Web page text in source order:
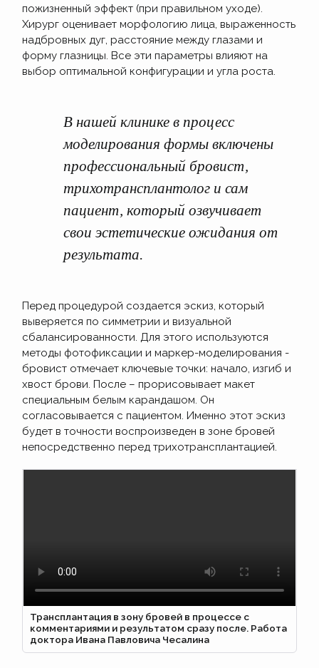
пожизненный эффект (при правильном уходе).
Хирург оценивает морфологию лица, выраженность
надбровных дуг, расстояние между глазами и
форму глазницы. Все эти параметры влияют на
выбор оптимальной конфигурации и угла роста.
В нашей клинике в процесс
моделирования формы включены
профессиональный бровист,
трихотрансплантолог и сам
пациент, который озвучивает
свои эстетические ожидания от
результата.
Перед процедурой создается эскиз, который
выверяется по симметрии и визуальной
сбалансированности. Для этого используются
методы фотофиксации и маркер-моделирования -
бровист отмечает ключевые точки: начало, изгиб и
хвост брови. После – прорисовывает макет
специальным белым карандашом. Он
согласовывается с пациентом. Именно этот эскиз
будет в точности воспроизведен в зоне бровей
непосредственно перед трихотрансплантацией.
Трансплантация в зону бровей в процессе с
комментариями и результатом сразу после. Работа
доктора Ивана Павловича Чесалина